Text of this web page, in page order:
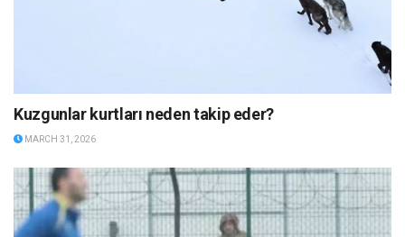
Kuzgunlar kurtları neden takip eder?
MARCH 31, 2026